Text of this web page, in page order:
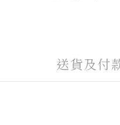
送貨及付